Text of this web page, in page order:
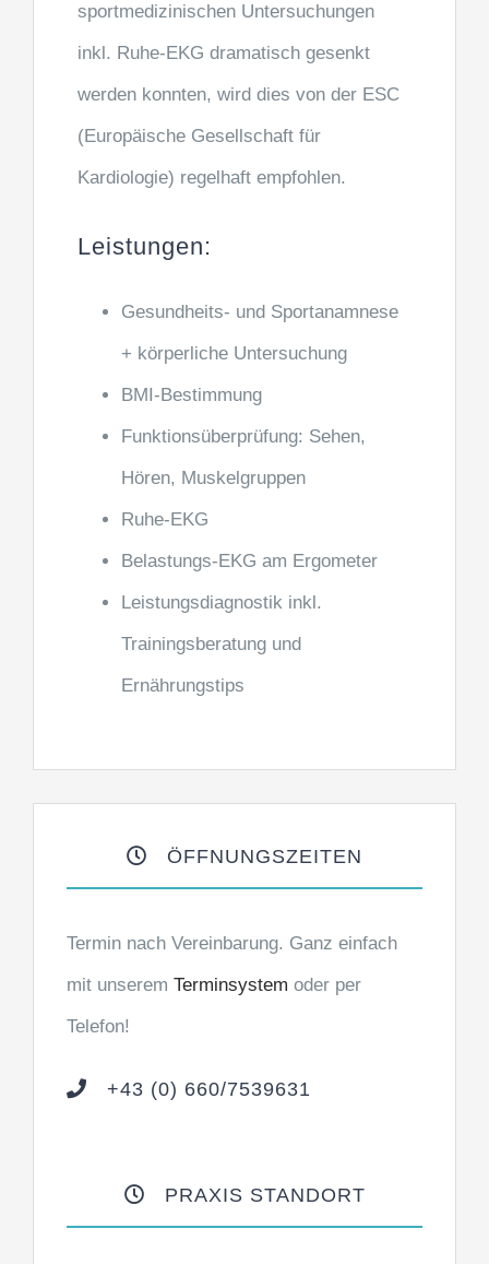
sportmedizinischen Untersuchungen
inkl. Ruhe-EKG dramatisch gesenkt
werden konnten, wird dies von der ESC
(Europäische Gesellschaft für
Kardiologie) regelhaft empfohlen.
Leistungen:
Gesundheits- und Sportanamnese
+ körperliche Untersuchung
BMI-Bestimmung
Funktionsüberprüfung: Sehen,
Hören, Muskelgruppen
Ruhe-EKG
Belastungs-EKG am Ergometer
Leistungsdiagnostik inkl.
Trainingsberatung und
Ernährungstips
ÖFFNUNGSZEITEN
Termin nach Vereinbarung. Ganz einfach
mit unserem Terminsystem oder per
Telefon!
+43 (0) 660/7539631
PRAXIS STANDORT